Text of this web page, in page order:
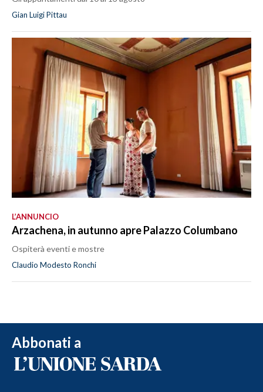
Gian Luigi Pittau
L’ANNUNCIO
Arzachena, in autunno apre Palazzo Columbano
Ospiterà eventi e mostre
Claudio Modesto Ronchi
Abbonati a